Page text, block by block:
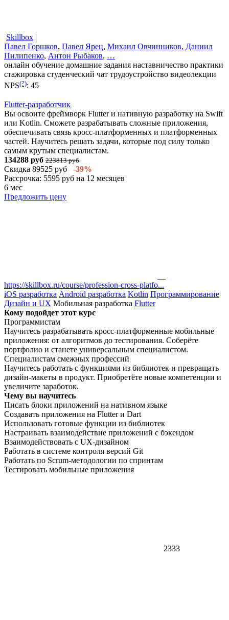
Skillbox |
Павел Горшков, Павел Ярец, Михаил Овчинников, Даниил
Пилипенко, Антон Рыбаков, …
онлайн обучение домашние задания наставничество практики
стажировка студенческий чат трудоустройство видеолекции
NPS(?): 45
Flutter-разработчик
Вы освоите фреймворк Flutter и нативную разработку на Swift
или Kotlin. Сможете разрабатывать сложные приложения,
обеспечивать связь кросс-платформенных и платформенных
частей. Научитесь решать задачи, которые под силу только
самым крутым специалистам.
134288 руб 223813 руб
Скидка 89525 руб -39%
Рассрочка: 5595 руб на 12 месяцев
6 мес
Предложить цену
https://skillbox.ru/course/profession-cross-platfo...
iOS разработка Android разработка Kotlin Программирование
Дизайн и UX Мобильная разработка Flutter
Кому подойдет этот курс
Программистам
Научитесь разрабатывать кросс-платформенные мобильные
приложения: от алгоритмов до тестирования. Соберёте
портфолио и станете универсальным специалистом.
Специалистам смежных профессий
Научитесь работать с функциями из библиотек и превращать
дизайн-макеты в продукт. Приобретёте новые компетенции и
увеличите заработок.
Чему вы научитесь
Писать блоки приложений на нативном языке
Создавать приложения на Flutter и Dart
Использовать готовые функции из библиотек
Настраивать взаимодействие приложений с бэкендом
Взаимодействовать с UX-дизайном
Работать в системе контроля версий Git
Работать по Scrum-методологии по спринтам
Тестировать мобильные приложения
2333